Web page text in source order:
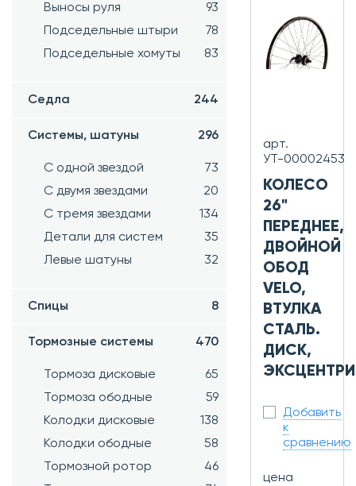
Выносы руля
93
Подседельные штыри
78
Подседельные хомуты
83
Седла 244
Системы, шатуны 296
С одной звездой
73
С двумя звездами
20
С тремя звездами
134
Детали для систем
35
Левые шатуны
32
Спицы 8
Тормозные системы 470
Тормоза дисковые
65
Тормоза ободные
59
Колодки дисковые
138
Колодки ободные
58
Тормозной ротор
46
арт.
УТ-00002453
КОЛЕСО
26"
ПЕРЕДНЕЕ,
ДВОЙНОЙ
ОБОД
VELO,
ВТУЛКА
СТАЛЬ.
ДИСК,
Добавить
к
сравнению
цена